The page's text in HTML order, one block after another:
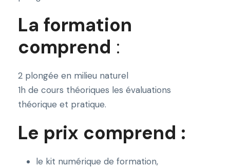
La formation
comprend :
2 plongée en milieu naturel
1h de cours théoriques les évaluations
théorique et pratique.
Le prix comprend :
le kit numérique de formation,